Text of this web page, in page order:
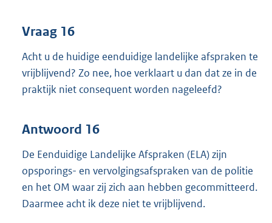
Vraag 16
Acht u de huidige eenduidige landelijke afspraken te
vrijblijvend? Zo nee, hoe verklaart u dan dat ze in de
praktijk niet consequent worden nageleefd?
Antwoord 16
De Eenduidige Landelijke Afspraken (ELA) zijn
opsporings- en vervolgingsafspraken van de politie
en het OM waar zij zich aan hebben gecommitteerd.
Daarmee acht ik deze niet te vrijblijvend.